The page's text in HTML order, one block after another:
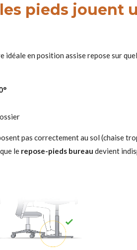
pieds jouent
idéale en position assise repose sur
pas correctement au sol (chaise
le repose-pieds bureau devient